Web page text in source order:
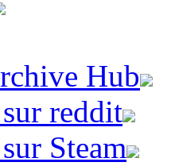
Hub
reddit
Steam